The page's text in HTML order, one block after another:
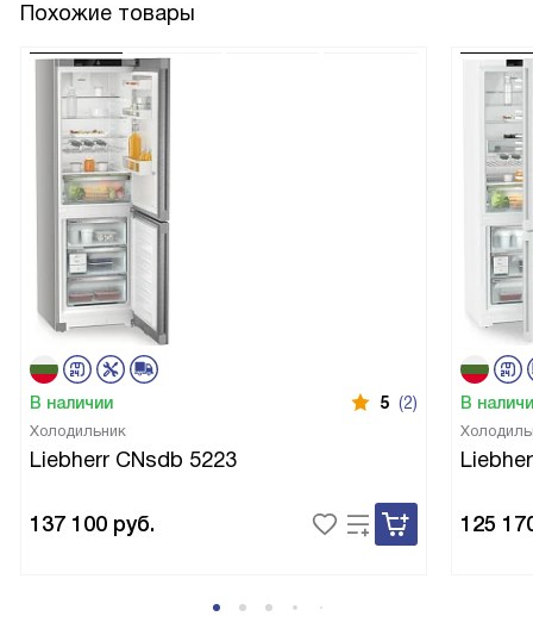
Похожие товары
В наличии 5 (2)
Холодильник
Liebherr CNsdb 5223
137 100 руб.
В
125